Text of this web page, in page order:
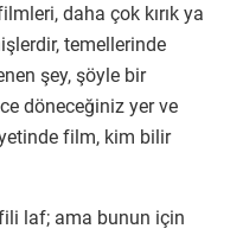
daha çok kırık ya
temellerinde
şey, şöyle bir
döneceğiniz yer ve
film, kim bilir
laf; ama bunun için